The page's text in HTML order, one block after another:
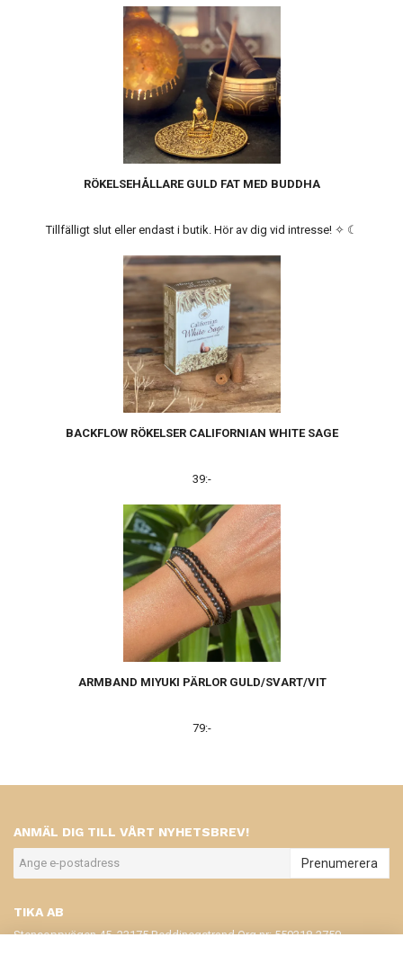
RÖKELSEHÅLLARE GULD FAT MED BUDDHA
Tillfälligt slut eller endast i butik. Hör av dig vid intresse! ✧ ☾
BACKFLOW RÖKELSER CALIFORNIAN WHITE SAGE
39:-
ARMBAND MIYUKI PÄRLOR GULD/SVART/VIT
79:-
ANMÄL DIG TILL VÅRT NYHETSBREV!
Prenumerera
TIKA AB
Stensoppvägen 45, 23175 Beddinegstrand Org.nr: 559318-2750